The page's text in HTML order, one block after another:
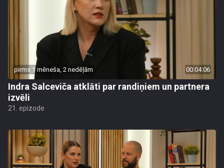
pirms 1 mēneša, 2 nedēļām 00:04:06
Indra Salceviča atklāti par randiņiem un partnera
izvēli
21. epizode